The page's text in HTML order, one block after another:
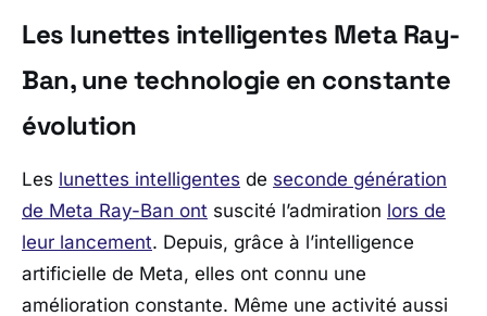
Les lunettes intelligentes Meta Ray-
Ban, une technologie en constante
évolution
Les lunettes intelligentes de seconde génération
de Meta Ray-Ban ont suscité l’admiration lors de
leur lancement. Depuis, grâce à l’intelligence
artificielle de Meta, elles ont connu une
amélioration constante. Même une activité aussi